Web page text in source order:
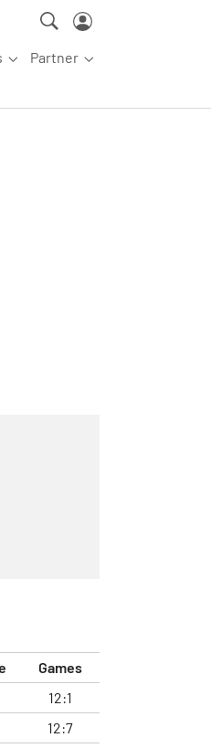
"Angebot"
Submenu for "Über uns"
Partner
Submenu for
Games
12:1
12:7